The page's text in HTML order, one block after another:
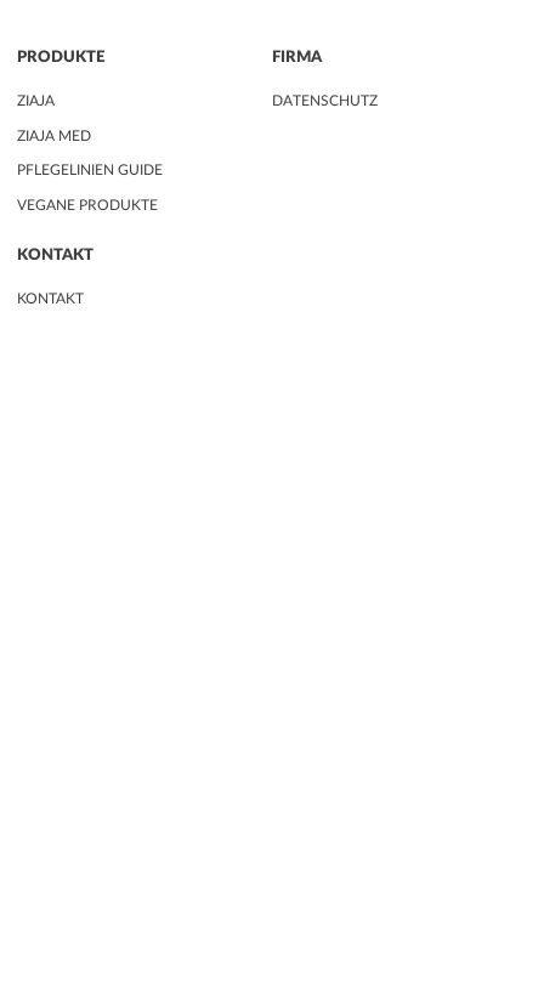
PRODUKTE
ZIAJA
ZIAJA MED
PFLEGELINIEN GUIDE
VEGANE PRODUKTE
FIRMA
DATENSCHUTZ
KONTAKT
KONTAKT